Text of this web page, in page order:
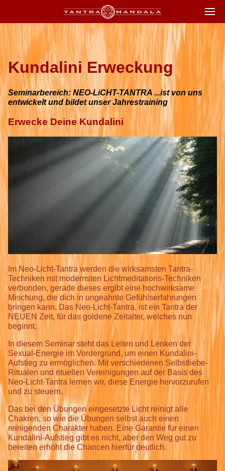
Kundalini Erweckung
Seminarbereich: NEO-LiCHT-TANTRA ...ist von uns
entwickelt und bildet unser Jahrestraining
Erwecke Deine Kundalini
Im Neo-Licht-Tantra werden die wirksamsten Tantra-
Techniken mit modernsten Lichtmeditations-Techniken
verbunden, gerade dieses ergibt eine hochwirksame
Mischung, die dich in ungeahnte Gefühlserfahrungen
bringen kann. Das Neo-Licht-Tantra, ist ein Tantra der
NEUEN Zeit, für das goldene Zeitalter, welches nun
beginnt.
In diesem Seminar steht das Leiten und Lenken der
Sexual-Energie im Vordergrund, um einen Kundalini-
Aufstieg zu ermöglichen. Mit verschiedenen Selbstliebe-
Ritualen und rituellen Vereinigungen auf der Basis des
Neo-Licht-Tantra lernen wir, diese Energie hervorzurufen
und zu steuern.
Das bei den Übungen eingesetzte Licht reinigt alle
Chakren, so wie die Übungen selbst auch einen
reinigenden Charakter haben. Eine Garantie für einen
Kundalini-Aufstieg gibt es nicht, aber den Weg gut zu
bereiten erhöht die Chancen hierfür deutlich.